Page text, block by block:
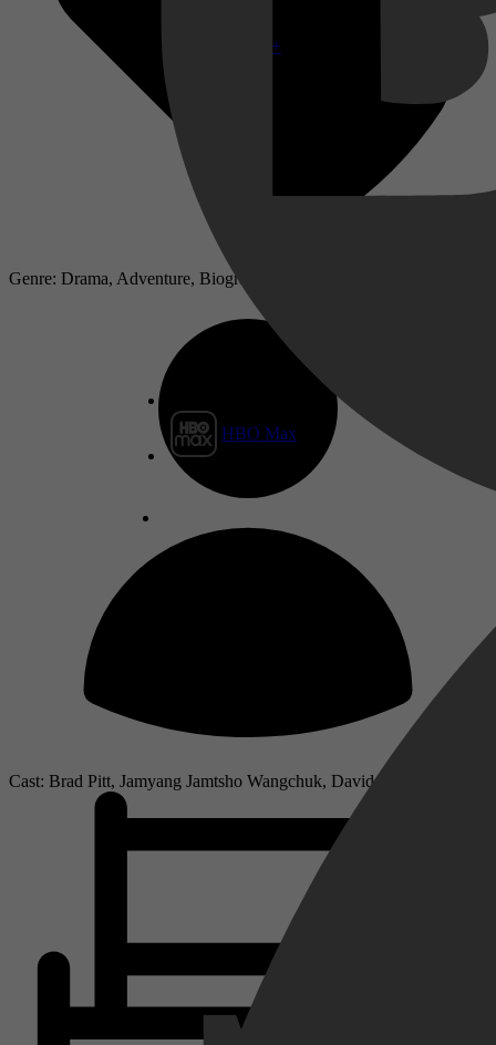
Disney+
HBO Max
Genre: Drama, Adventure, Biography, War, History
Cast: Brad Pitt, Jamyang Jamtsho Wangchuk, David Thewlis